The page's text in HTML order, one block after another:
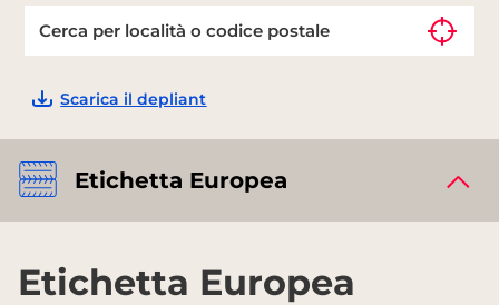
Scarica il depliant
Etichetta Europea
Etichetta Europea